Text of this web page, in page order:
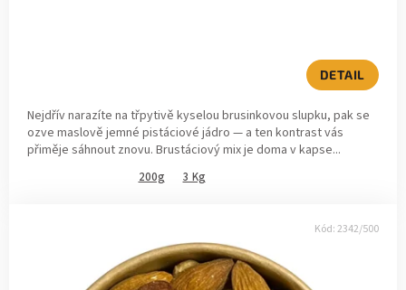
DETAIL
Nejdřív narazíte na třpytivě kyselou brusinkovou slupku, pak se
ozve maslově jemné pistáciové jádro — a ten kontrast vás
přiměje sáhnout znovu. Brustáciový mix je doma v kapse...
200g 3 Kg
Kód:2342/500